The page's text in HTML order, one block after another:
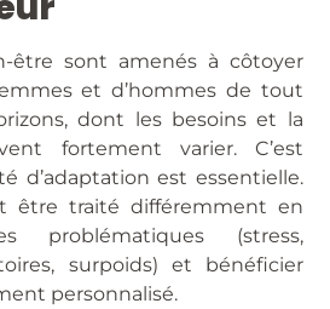
être sont amenés à côtoyer
et d’hommes de tout
dont les besoins et la
fortement varier. C’est
d’adaptation est essentielle.
être traité différemment en
problématiques (stress,
surpoids) et bénéficier
personnalisé.